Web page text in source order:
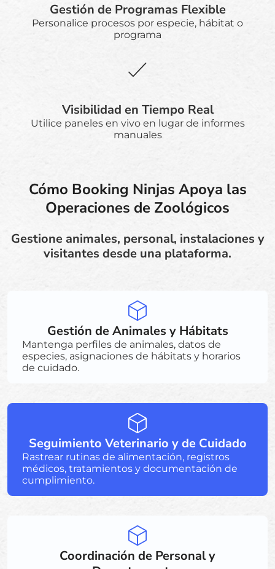
Gestión de Programas Flexible
Personalice procesos por especie, hábitat o
programa
Visibilidad en Tiempo Real
Utilice paneles en vivo en lugar de informes
manuales
Cómo Booking Ninjas Apoya las
Operaciones de Zoológicos
Gestione animales, personal, instalaciones y
visitantes desde una plataforma.
Gestión de Animales y Hábitats
Mantenga perfiles de animales, datos de
especies, asignaciones de hábitats y horarios
de cuidado.
Seguimiento Veterinario y de Cuidado
Rastrear rutinas de alimentación, registros
médicos, tratamientos y documentación de
cumplimiento.
Coordinación de Personal y